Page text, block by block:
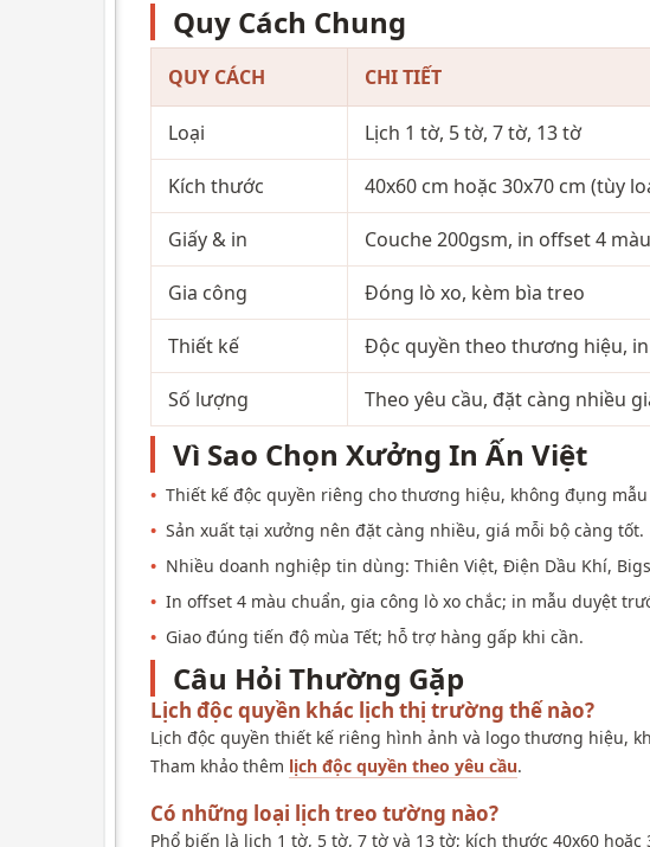
Quy Cách Chung
QUY CÁCH CHI TIẾT
Loại Lịch 1 tờ, 5 tờ, 7 tờ, 13 tờ
Kích thước 40x60 cm hoặc 30x70 cm (tùy
Giấy & in Couche 200gsm, in offset 4
Gia công Đóng lò xo, kèm bìa treo
Thiết kế Độc quyền theo thương hiệu,
Số lượng Theo yêu cầu, đặt càng nhiều
Vì Sao Chọn Xưởng In Ấn Việt
• Thiết kế độc quyền riêng cho thương hiệu, không đụng
• Sản xuất tại xưởng nên đặt càng nhiều, giá mỗi bộ càng tốt.
• Nhiều doanh nghiệp tin dùng: Thiên Việt, Điện Dầu Khí,
• In offset 4 màu chuẩn, gia công lò xo chắc; in mẫu duyệt
• Giao đúng tiến độ mùa Tết; hỗ trợ hàng gấp khi cần.
Câu Hỏi Thường Gặp
Lịch độc quyền khác lịch thị trường thế nào?
Lịch độc quyền thiết kế riêng hình ảnh và logo thương hiệu,
Tham khảo thêm lịch độc quyền theo yêu cầu.
Có những loại lịch treo tường nào?
Phổ biến là lịch 1 tờ, 5 tờ, 7 tờ và 13 tờ; kích thước 40x60 hoặc